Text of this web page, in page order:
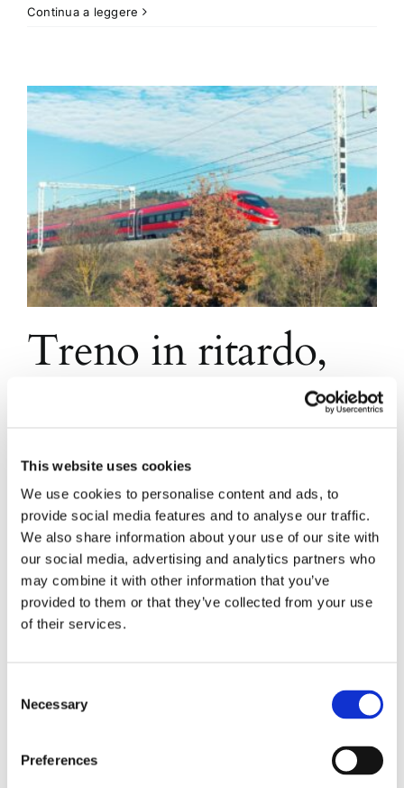
This website uses cookies
We use cookies to personalise content and ads, to
provide social media features and to analyse our traffic.
We also share information about your use of our site with
our social media, advertising and analytics partners who
may combine it with other information that you’ve
provided to them or that they’ve collected from your use
of their services.
Selection
Necessary
Preferences
Continua a leggere
Treno in ritardo,
l'ordinanza della
Cassazione:
"Risarcire danno
esistenziale al
viaggiatore"
del 9 ottobre 2023 condanna Trenitalia a risarcire
il danno esistenziale ai viaggiatori a causa di un
meteorologici. Il disagio causato ai passeggeri
era di per sé prevedibile e, pertanto, Trenitalia